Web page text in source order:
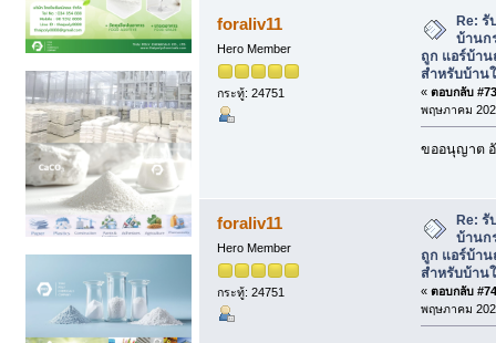
foraliv11
Hero Member
กระทู้: 24751
Re: รั
บ้านก
ถูก แอร์บ้า
สำหรับบ้าน
« ตอบกลับ
พฤษภาคม
ขออนุญาต
foraliv11
Hero Member
กระทู้: 24751
Re: รั
บ้านก
ถูก แอร์บ้า
สำหรับบ้าน
« ตอบกลับ
พฤษภาคม